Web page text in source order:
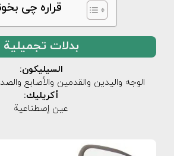
قراره چی
بدلات تجميلية
السيليكون:
الوجه واليدين والقدمين والأصابع
أكريليك:
عين إصطناعية